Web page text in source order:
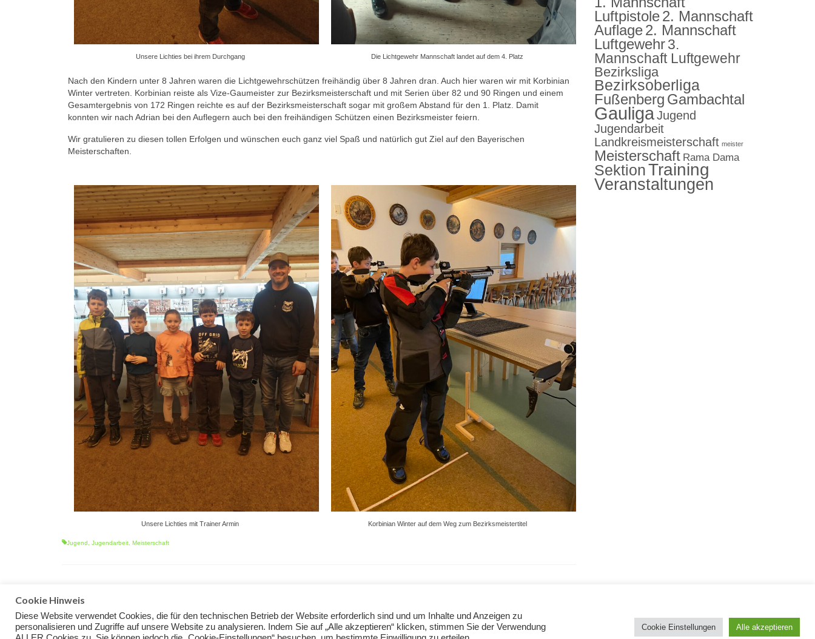
Unsere Lichties bei ihrem Durchgang Die Lichtgewehr Mannschaft landet auf dem 4. Platz
Nach den Kindern unter 8 Jahren waren die Lichtgewehrschützen freihändig über 8 Jahren dran. Auch hier waren wir mit Korbinian
Winter vertreten. Korbinian reiste als Vize-Gaumeister zur Bezirksmeisterschaft und mit Serien über 82 und 90 Ringen und einem
Gesamtergebnis von 172 Ringen reichte es auf der Bezirksmeisterschaft sogar mit großem Abstand für den 1. Platz. Damit
konnten wir nach Adrian bei den Auflegern auch bei den freihändigen Schützen einen Bezirksmeister feiern.
Wir gratulieren zu diesen tollen Erfolgen und wünschen euch ganz viel Spaß und natürlich gut Ziel auf den Bayerischen
Meisterschaften.
Unsere Lichties mit Trainer Armin Korbinian Winter auf dem Weg zum Bezirksmeistertitel
Jugend Jugendarbeit Meisterschaft
Luftpistole 2. Mannschaft
Auflage 2. Mannschaft
Luftgewehr 3.
Mannschaft Luftgewehr
Bezirksliga
Bezirksoberliga
Fußenberg Gambachtal
Gauliga Jugend
Jugendarbeit
Landkreismeisterschaft meister
Meisterschaft Rama Dama
SektionTraining
Veranstaltungen
Impressum Datenschutz
© 2026 Schuetzenverein Gambachtal Fußenberg e.V. - WordPress Theme byKadence WP
Cookie Hinweis
Diese Website verwendet Cookies, die für den technischen Betrieb der Website erforderlich sind und um Inhalte und Anzeigen zu
personalisieren und Zugriffe auf unsere Website zu analysieren. Indem Sie auf „Alle akzeptieren“ klicken, stimmen Sie der Verwendung
Cookie Einstellungen Alle akzeptieren